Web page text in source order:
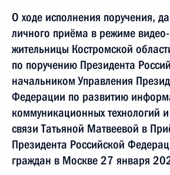
О ходе исполнения поручения,
личного приёма в режиме
жительницы Костромской
по поручению Президента
начальником Управления
Федерации по развитию
коммуникационных технологий
связи Татьяной Матвеевой в
Президента Российской
граждан в Москве 27 января